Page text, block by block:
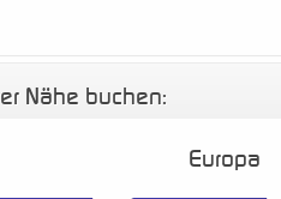
Nähe buchen:
Europa